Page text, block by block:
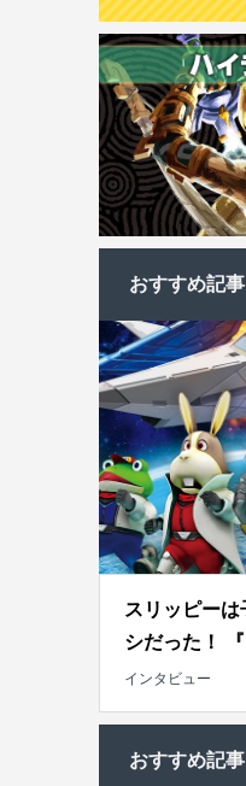
おすすめ記事
スリッピー
シだった！
インタビュー
おすすめ記事